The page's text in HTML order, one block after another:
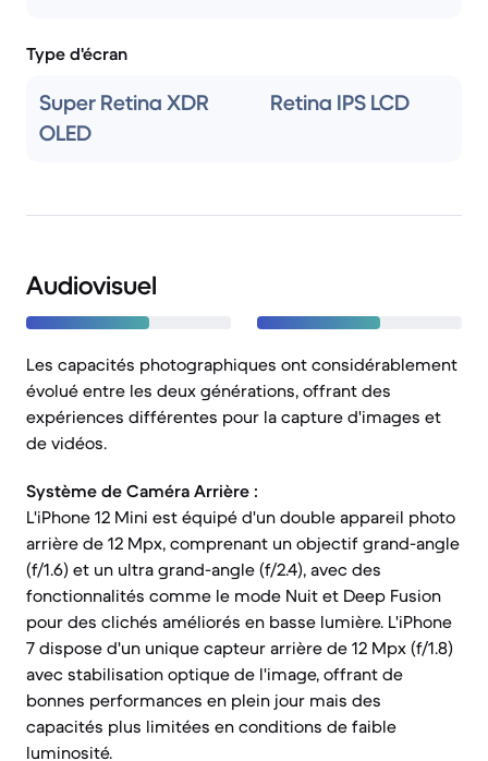
Type d'écran
Super Retina XDR
OLED
Retina IPS LCD
Audiovisuel
Les capacités photographiques ont considérablement
évolué entre les deux générations, offrant des
expériences différentes pour la capture d'images et
de vidéos.
Système de Caméra Arrière :
L'iPhone 12 Mini est équipé d'un double appareil photo
arrière de 12 Mpx, comprenant un objectif grand-angle
(f/1.6) et un ultra grand-angle (f/2.4), avec des
fonctionnalités comme le mode Nuit et Deep Fusion
pour des clichés améliorés en basse lumière. L'iPhone
7 dispose d'un unique capteur arrière de 12 Mpx (f/1.8)
avec stabilisation optique de l'image, offrant de
bonnes performances en plein jour mais des
capacités plus limitées en conditions de faible
luminosité.